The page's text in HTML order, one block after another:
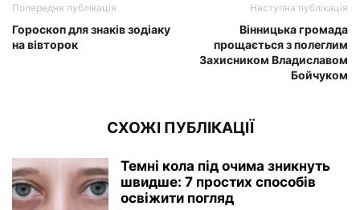
Попередня публікація
Гороскоп для знаків зодіаку
на вівторок
Наступна публікація
Вінницька громада
прощається з полеглим
Захисником Владиславом
Бойчуком
СХОЖІ ПУБЛІКАЦІЇ
Темні кола під очима зникнуть
швидше: 7 простих способів
освіжити погляд